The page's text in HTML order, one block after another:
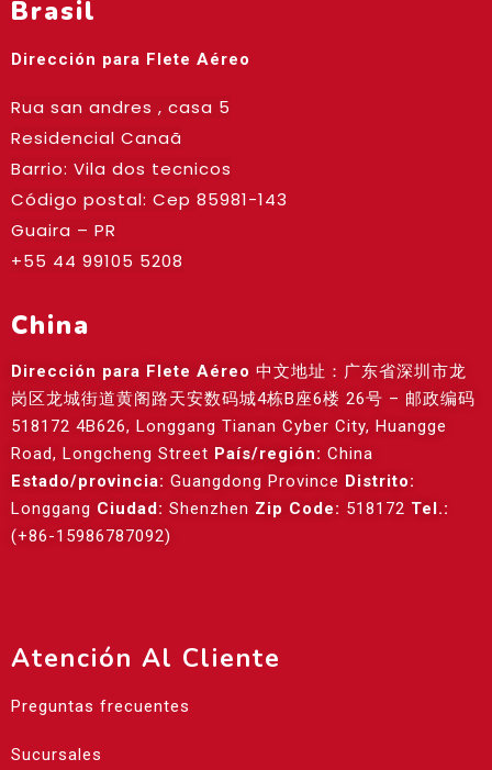
Brasil
Dirección para Flete Aéreo
Rua san andres , casa 5
Residencial Canaã
Barrio: Vila dos tecnicos
Código postal: Cep 85981-143
Guaira – PR
+55 44 99105 5208
China
Dirección para Flete Aéreo 中文地址：广东省深圳市龙
岗区龙城街道黄阁路天安数码城4栋B座6楼 26号 – 邮政编码
518172 4B626, Longgang Tianan Cyber City, Huangge
Road, Longcheng Street País/región: China
Estado/provincia: Guangdong Province Distrito:
Longgang Ciudad: Shenzhen Zip Code: 518172 Tel.:
(+86-15986787092)
Atención Al Cliente
Preguntas frecuentes
Sucursales